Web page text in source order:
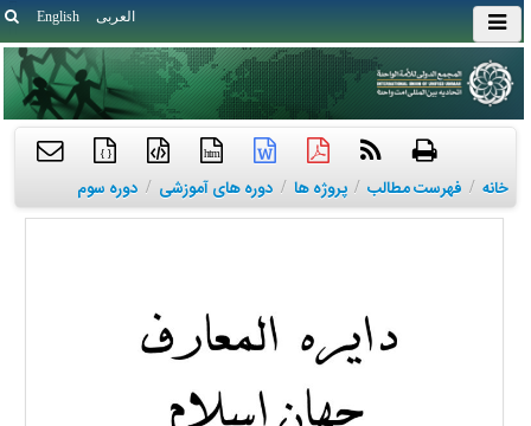
English العربی
htm
{ }
خانه / فهرست مطالب / پروژه ها / دوره های آموزشی / دوره سوم